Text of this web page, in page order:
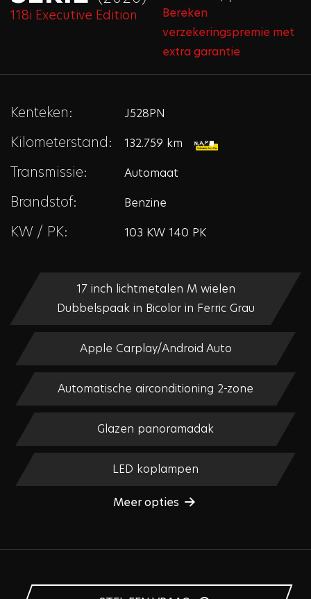
118i Executive Edition
Bereken
verzekeringspremie met
extra garantie
Kenteken: J528PN
Kilometerstand: 132.759 km
Transmissie: Automaat
Brandstof: Benzine
KW / PK: 103 KW 140 PK
17 inch lichtmetalen M wielen
Dubbelspaak in Bicolor in Ferric Grau
Apple Carplay/Android Auto
Automatische airconditioning 2-zone
Glazen panoramadak
LED koplampen
Meer opties